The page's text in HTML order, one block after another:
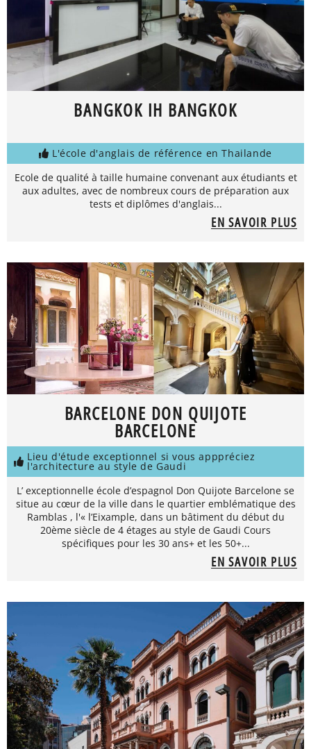
BANGKOK IH BANGKOK
L'école d'anglais de référence en Thailande
Ecole de qualité à taille humaine convenant aux étudiants et
aux adultes, avec de nombreux cours de préparation aux
tests et diplômes d'anglais...
EN SAVOIR PLUS
BARCELONE DON QUIJOTE
BARCELONE
Lieu d'étude exceptionnel si vous apppréciez
l'architecture au style de Gaudi
L’ exceptionnelle école d’espagnol Don Quijote Barcelone se
situe au cœur de la ville dans le quartier emblématique des
Ramblas , l'« l’Eixample, dans un bâtiment du début du
20ème siècle de 4 étages au style de Gaudi Cours
spécifiques pour les 30 ans+ et les 50+...
EN SAVOIR PLUS